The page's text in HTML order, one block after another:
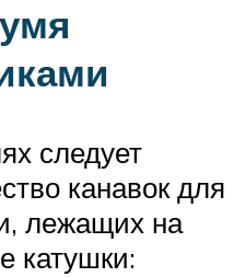
следует
канавок для
лежащих на
катушки: